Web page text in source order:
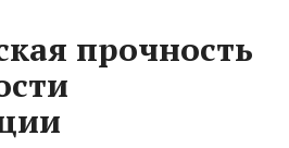
прочность